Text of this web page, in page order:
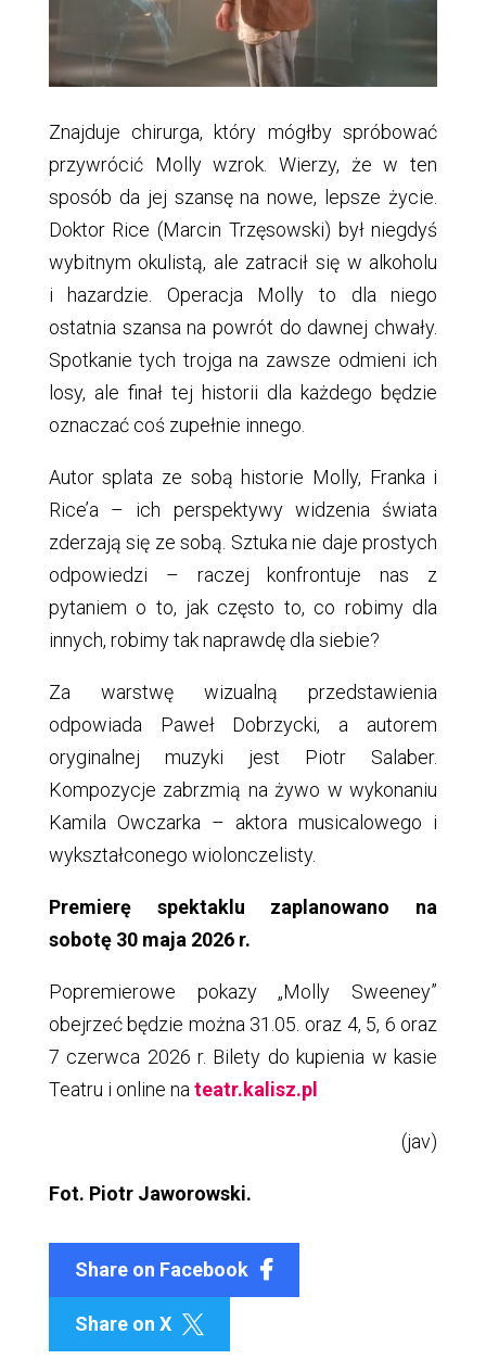
Znajduje chirurga, który mógłby spróbować
przywrócić Molly wzrok. Wierzy, że w ten
sposób da jej szansę na nowe, lepsze życie.
Doktor Rice (Marcin Trzęsowski) był niegdyś
wybitnym okulistą, ale zatracił się w alkoholu
i hazardzie. Operacja Molly to dla niego
ostatnia szansa na powrót do dawnej chwały.
Spotkanie tych trojga na zawsze odmieni ich
losy, ale finał tej historii dla każdego będzie
oznaczać coś zupełnie innego.
Autor splata ze sobą historie Molly, Franka i
Rice’a – ich perspektywy widzenia świata
zderzają się ze sobą. Sztuka nie daje prostych
odpowiedzi – raczej konfrontuje nas z
pytaniem o to, jak często to, co robimy dla
innych, robimy tak naprawdę dla siebie?
Za warstwę wizualną przedstawienia
odpowiada Paweł Dobrzycki, a autorem
oryginalnej muzyki jest Piotr Salaber.
Kompozycje zabrzmią na żywo w wykonaniu
Kamila Owczarka – aktora musicalowego i
wykształconego wiolonczelisty.
Premierę spektaklu zaplanowano na
sobotę 30 maja 2026 r.
Popremierowe pokazy „Molly Sweeney”
obejrzeć będzie można 31.05. oraz 4, 5, 6 oraz
7 czerwca 2026 r. Bilety do kupienia w kasie
Teatru i online na teatr.kalisz.pl
(jav)
Fot. Piotr Jaworowski.
Share on Facebook
Share on X 